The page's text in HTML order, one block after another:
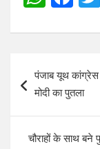
at
A
p
ce
b
o
k
navigation
पंजाब यूथ कांग्रेस
मोदी का पुतला
चौराहों के साथ